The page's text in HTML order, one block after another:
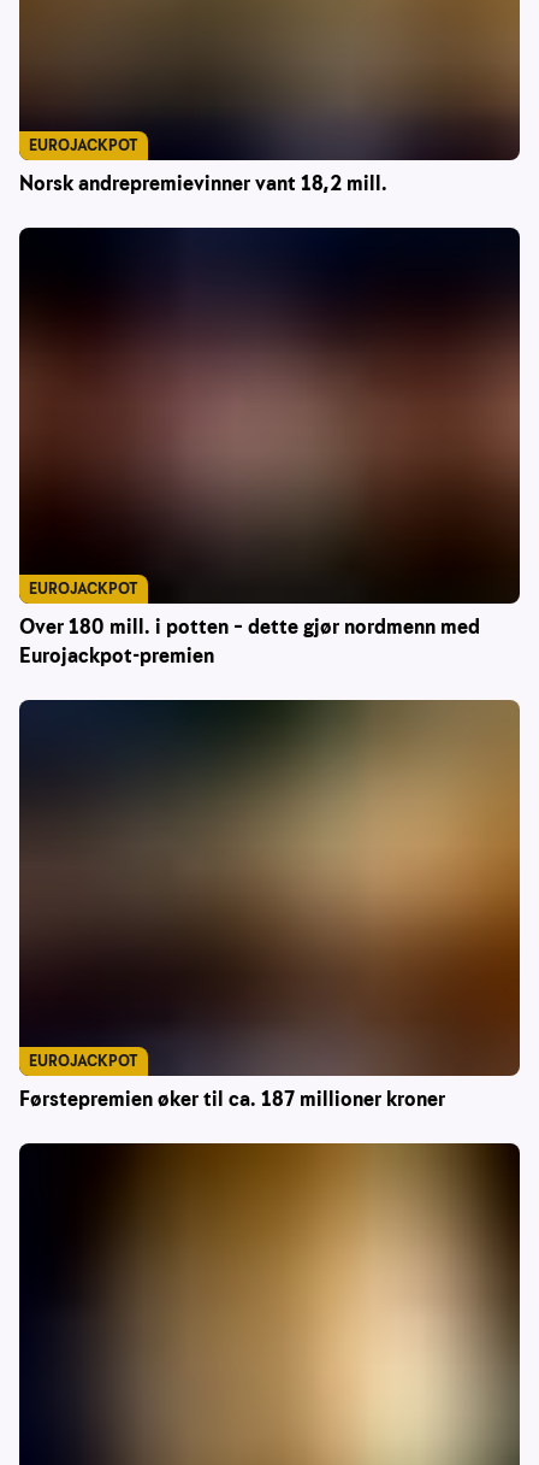
Norsk andrepremievinner vant 18,2 mill.
EUROJACKPOT
Over 180 mill. i potten – dette gjør nordmenn med
Eurojackpot-premien
EUROJACKPOT
Førstepremien øker til ca. 187 millioner kroner
EUROJACKPOT